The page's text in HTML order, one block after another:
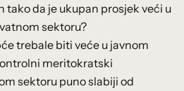
tako da je ukupan prosjek veći u
sektoru?
trebale biti veće u javnom
meritokratski
sektoru puno slabiji od